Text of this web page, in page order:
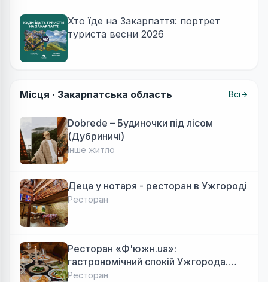
Хто їде на Закарпаття: портрет
туриста весни 2026
Місця · Закарпатська область Всі
Dobrede – Будиночки під лісом
(Дубриничі)
Інше житло
Деца у нотаря - ресторан в Ужгороді
Ресторан
Ресторан «Ф'южн.ua»:
гастрономічний спокій Ужгорода.
Авторська локальна кухня, затишок
Ресторан